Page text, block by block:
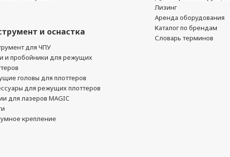
и оснастка
для ЧПУ
и пробойники для режущих
головы для плоттеров
для режущих плоттеров
для лазеров MAGIC
крепление
Лизинг
Аренда оборудования
Каталог по брендам
Словарь терминов